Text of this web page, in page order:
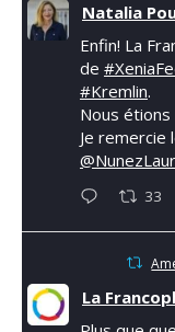
Natalia
Enfin! La
de
#Kremlin.
Nous
Je remercie
33
La